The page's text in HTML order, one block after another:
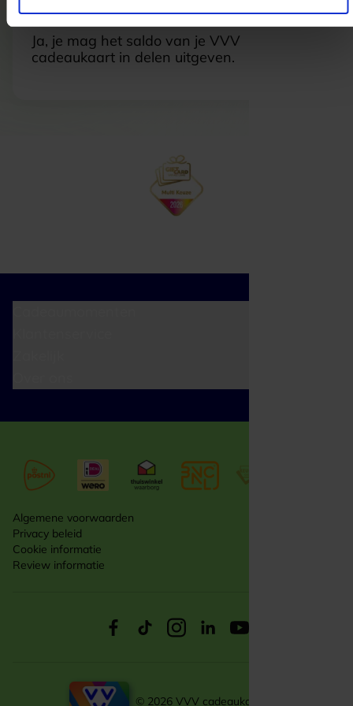
Kan ik het saldo in delen besteden?
Ja, je mag het saldo van je VVV
cadeaukaart in delen uitgeven.
Algemene voorwaarden
Privacy beleid
Cookie informatie
Review informatie
© 2026 VVV cadeaukaarten